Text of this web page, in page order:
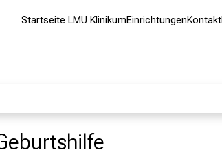
Startseite LMU KlinikumEinrichtungenKontakt